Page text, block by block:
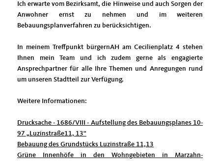
Ich erwarte vom Bezirksamt, die Hinweise und auch Sorgen der
Anwohner ernst zu nehmen und im weiteren
Bebauungsplanverfahren zu berücksichtigen.
In meinem Treffpunkt bürgernAH am Cecilienplatz 4 stehen
Ihnen mein Team und ich zudem gerne als engagierte
Ansprechpartner für alle Ihre Themen und Anregungen rund
um unseren Stadtteil zur Verfügung.
Weitere Informationen:
Drucksache - 1686/VIII - Aufstellung des Bebauungsplanes 10-
97 „Luzinstraße11, 13“
Bebauung des Grundstücks Luzinstraße 11,13
Grüne Innenhöfe in den Wohngebieten in Marzahn-